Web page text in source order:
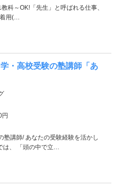
科～OK!「先生」と呼ばれる仕事、
用(…
・高校受験の塾講師「あ
円
塾講師/ あなたの受験経験を活かし
は、 「頭の中で立…